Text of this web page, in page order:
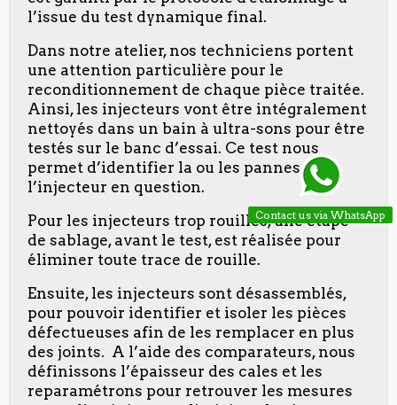
l’issue du test dynamique final.
Dans notre atelier, nos techniciens portent
une attention particulière pour le
reconditionnement de chaque pièce traitée.
Ainsi, les injecteurs vont être intégralement
nettoyés dans un bain à ultra-sons pour être
testés sur le banc d’essai. Ce test nous
permet d’identifier la ou les pannes de
l’injecteur en question.
Pour les injecteurs trop rouillés, une étape
de sablage, avant le test, est réalisée pour
éliminer toute trace de rouille.
Ensuite, les injecteurs sont désassemblés,
pour pouvoir identifier et isoler les pièces
défectueuses afin de les remplacer en plus
des joints. A l’aide des comparateurs, nous
définissons l’épaisseur des cales et les
reparamétrons pour retrouver les mesures
Contact us via WhatsApp